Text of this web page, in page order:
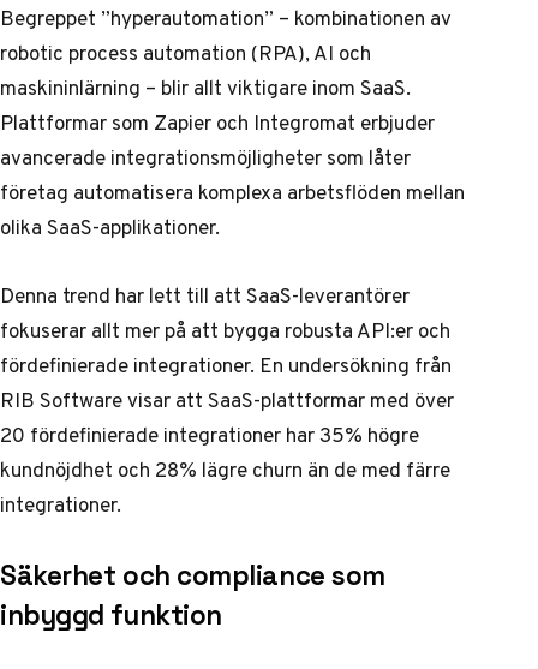
Begreppet ”hyperautomation” – kombinationen av
robotic process automation (RPA), AI och
maskininlärning – blir allt viktigare inom SaaS.
Plattformar som Zapier och Integromat erbjuder
avancerade integrationsmöjligheter som låter
företag automatisera komplexa arbetsflöden mellan
olika SaaS-applikationer.
Denna trend har lett till att SaaS-leverantörer
fokuserar allt mer på att bygga robusta API:er och
fördefinierade integrationer. En undersökning från
RIB Software visar att SaaS-plattformar med över
20 fördefinierade integrationer har 35% högre
kundnöjdhet och 28% lägre churn än de med färre
integrationer.
Säkerhet och compliance som
inbyggd funktion